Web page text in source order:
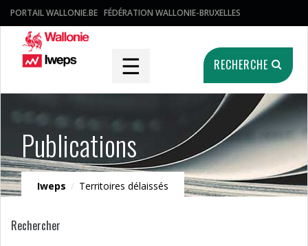
PORTAIL WALLONIE.BE FÉDÉRATION WALLONIE-BRUXELLES
☰ RECHERCHE
Publications
Iweps / Territoires délaissés
Rechercher